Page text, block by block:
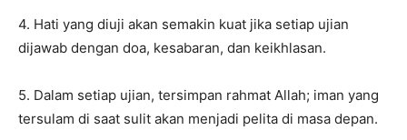
4. Hati yang diuji akan semakin kuat jika setiap ujian
dijawab dengan doa, kesabaran, dan keikhlasan.
5. Dalam setiap ujian, tersimpan rahmat Allah; iman yang
tersulam di saat sulit akan menjadi pelita di masa depan.